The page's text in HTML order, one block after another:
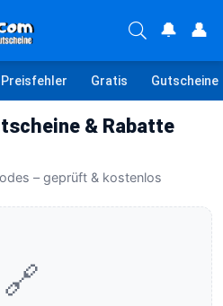
🔔 👤
Preisfehler Gratis Gutscheine
& Rabatte
– geprüft & kostenlos
🔗